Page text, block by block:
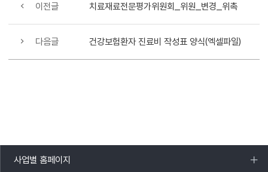
이전글 치료재료전문평가위원회_위원_변경_위촉
다음글 건강보험환자 진료비 작성표 양식(엑셀파일)
사업별 홈페이지
목록